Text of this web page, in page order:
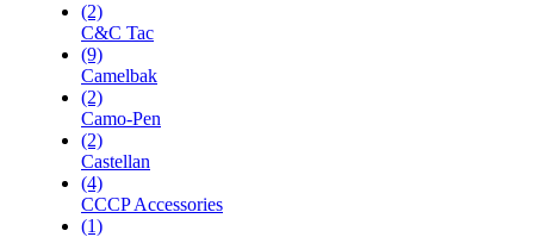
(2)
C&C Tac
(9)
Camelbak
(2)
Camo-Pen
(2)
Castellan
(4)
CCCP Accessories
(1)